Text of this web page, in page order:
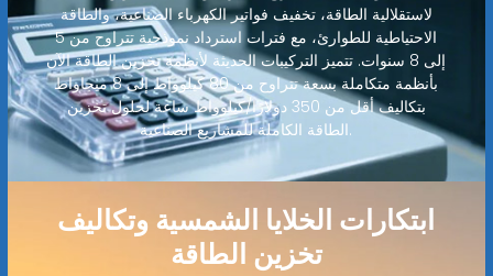
لاستقلالية الطاقة، تخفيف فواتير الكهرباء الصناعية، والطاقة
الاحتياطية للطوارئ، مع فترات استرداد نموذجية تتراوح من 5
إلى 8 سنوات. تتميز التركيبات الحديثة لأنظمة تخزين الطاقة الآن
بأنظمة متكاملة بسعة تتراوح من 80 كيلوواط إلى 8 ميجاواط
بتكاليف أقل من 350 دولارًا/كيلوواط ساعة لحلول تخزين
الطاقة الكاملة للمشاريع الصناعية.
ابتكارات الخلايا الشمسية وتكاليف
تخزين الطاقة